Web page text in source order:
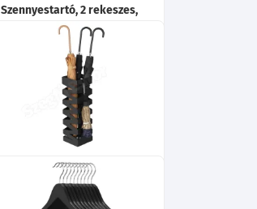
Szennyestartó, 2 rekeszes,
130L, kivehető hálós bélés,
oxford szövet, bambusz
fogantyúk, tinta feket
13 700
Esernyőtartó négyzet alakú,
akasztókkal, fekete
15x15x49cm